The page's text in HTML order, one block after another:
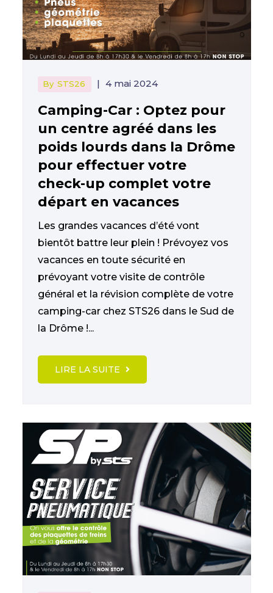
By STS26 | 4 mai 2024
Camping-Car : Optez pour
un centre agréé dans les
poids lourds dans la Drôme
pour effectuer votre
check-up complet votre
départ en vacances
Les grandes vacances d’été vont
bientôt battre leur plein ! Prévoyez vos
vacances en toute sécurité en
prévoyant votre visite de contrôle
général et la révision complète de votre
camping-car chez STS26 dans le Sud de
la Drôme !...
LIRE LA SUITE